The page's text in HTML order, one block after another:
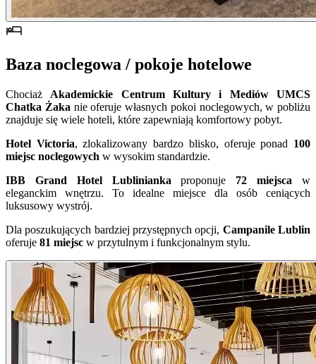
Baza noclegowa / pokoje hotelowe
Chociaż Akademickie Centrum Kultury i Mediów UMCS
Chatka Żaka nie oferuje własnych pokoi noclegowych, w pobliżu
znajduje się wiele hoteli, które zapewniają komfortowy pobyt.
Hotel Victoria, zlokalizowany bardzo blisko, oferuje ponad 100
miejsc noclegowych w wysokim standardzie.
IBB Grand Hotel Lublinianka proponuje 72 miejsca w
eleganckim wnętrzu. To idealne miejsce dla osób ceniących
luksusowy wystrój.
Dla poszukujących bardziej przystępnych opcji, Campanile Lublin
oferuje 81 miejsc w przytulnym i funkcjonalnym stylu.